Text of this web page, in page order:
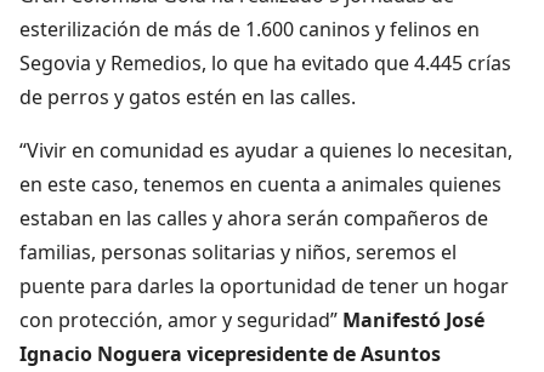
esterilización de más de 1.600 caninos y felinos en
Segovia y Remedios, lo que ha evitado que 4.445 crías
de perros y gatos estén en las calles.
“Vivir en comunidad es ayudar a quienes lo necesitan,
en este caso, tenemos en cuenta a animales quienes
estaban en las calles y ahora serán compañeros de
familias, personas solitarias y niños, seremos el
puente para darles la oportunidad de tener un hogar
con protección, amor y seguridad” Manifestó José
Ignacio Noguera vicepresidente de Asuntos